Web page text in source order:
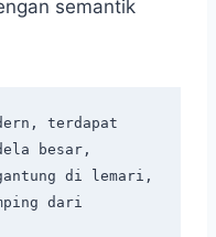
semantik
terdapat
besar,
di lemari,
dari